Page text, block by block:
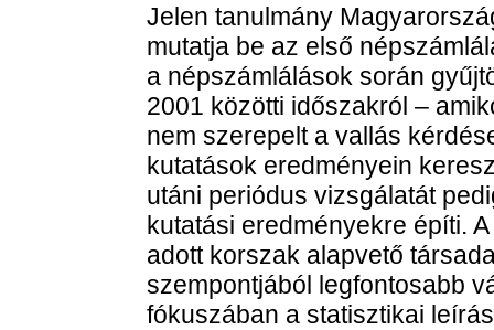
Jelen tanulmány
mutatja be az első
a népszámlálások során
2001 közötti időszakról –
nem szerepelt a vallás
kutatások eredményein
utáni periódus vizsgálatát
kutatási eredményekre építi.
adott korszak alapvető
szempontjából legfontosabb
fókuszában a statisztikai